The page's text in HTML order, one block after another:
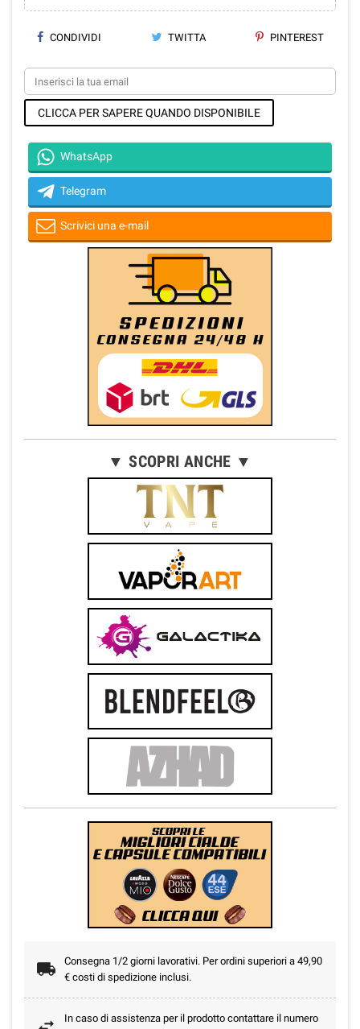
CONDIVIDI TWITTA PINTEREST
CLICCA PER SAPERE QUANDO DISPONIBILE
WhatsApp
Telegram
Scrivici una e-mail
▼ SCOPRI ANCHE ▼
Consegna 1/2 giorni lavorativi. Per ordini superiori a 49,90
€ costi di spedizione inclusi.
In caso di assistenza per il prodotto contattare il numero